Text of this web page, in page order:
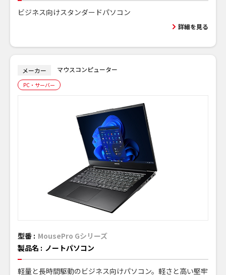
ビジネス向けスタンダードパソコン
詳細を見る
メーカー マウスコンピューター
PC・サーバー
型番 : MousePro Gシリーズ
製品名 : ノートパソコン
軽量と長時間駆動のビジネス向けパソコン。軽さと高い堅牢